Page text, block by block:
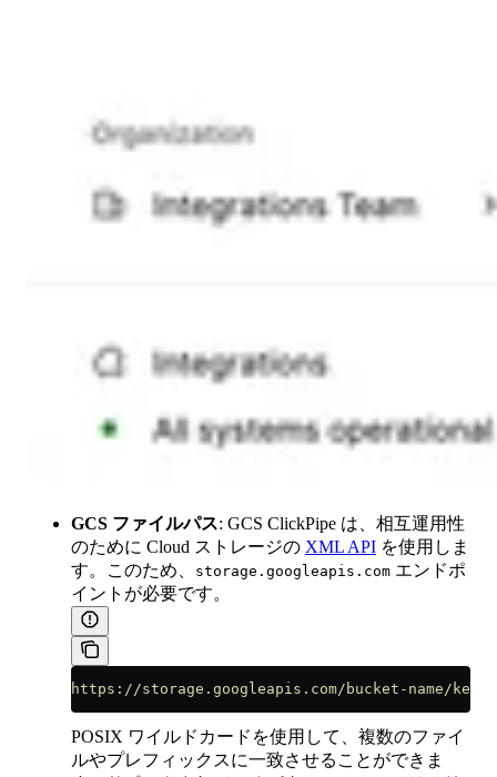
GCS ファイルパス: GCS ClickPipe は、相互運用性
のために Cloud ストレージの XML API を使用しま
す。このため、
storage.googleapis.com エンドポ
イントが必要です。
https://storage.googleapis.com/bucket-name/key-
POSIX ワイルドカードを使用して、複数のファイ
ルやプレフィックスに一致させることができま